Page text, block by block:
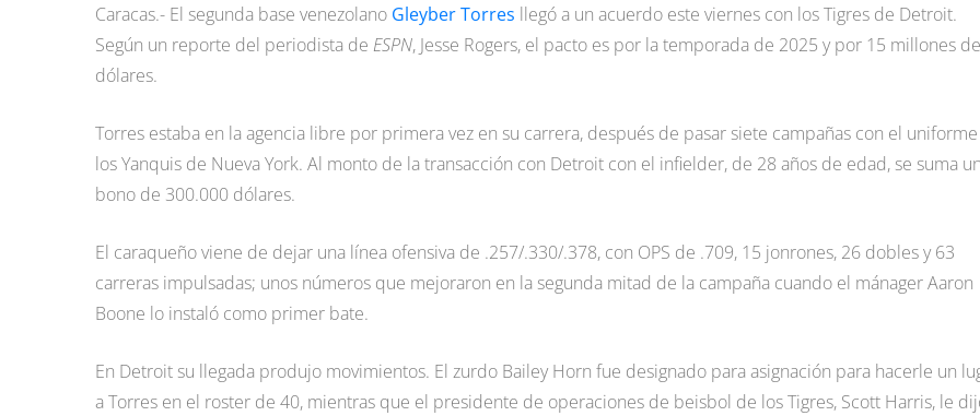
Caracas.- El segunda base venezolano Gleyber Torres llegó a un acuerdo este viernes con los Tigres de Detroit.
Según un reporte del periodista de ESPN, Jesse Rogers, el pacto es por la temporada de 2025 y por 15 millones de
dólares.
Torres estaba en la agencia libre por primera vez en su carrera, después de pasar siete campañas con el
los Yanquis de Nueva York. Al monto de la transacción con Detroit con el infielder, de 28 años de edad, se suma
bono de 300.000 dólares.
El caraqueño viene de dejar una línea ofensiva de .257/.330/.378, con OPS de .709, 15 jonrones, 26 dobles y 63
carreras impulsadas; unos números que mejoraron en la segunda mitad de la campaña cuando el mánager Aaron
Boone lo instaló como primer bate.
En Detroit su llegada produjo movimientos. El zurdo Bailey Horn fue designado para asignación para hacerle un
a Torres en el roster de 40, mientras que el presidente de operaciones de beisbol de los Tigres, Scott Harris, le